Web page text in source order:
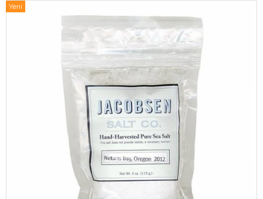
Yeni